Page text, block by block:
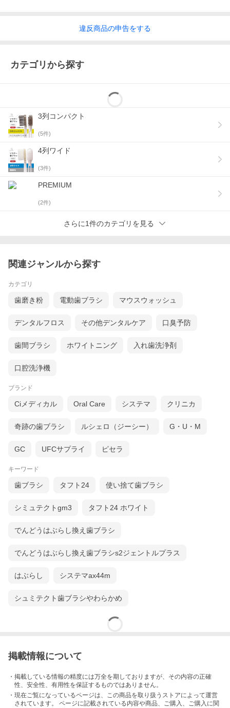
違反商品の申告をする
カテゴリから探す
3列コンパクト
(5件)
4列ワイド
(3件)
PREMIUM
(2件)
さらに1件のカテゴリを見る
関連ジャンルから探す
カテゴリ
歯磨き粉 電動歯ブラシ マウスウォッシュ
デンタルフロス その他デンタルケア 口臭予防
歯間ブラシ ホワイトニング 入れ歯洗浄剤
口腔洗浄機
ブランド
Ciメディカル Oral Care システマ クリニカ
奇跡の歯ブラシ ルシェロ（ジーシー） G・U・M
GC UFCサプライ ピセラ
キーワード
歯ブラシ タフト24 使い捨て歯ブラシ
シミュテクトgm3 タフト24 ホワイト
でんどうはぶらし換え歯ブラシ
でんどうはぶらし換え歯ブラシs2ジェントルプラス
はぶらし システマax44m
シュミテクト歯ブラシやわらかめ
掲載情報について
・掲載している情報の精度には万全を期しておりますが、その内容の正確
性、安全性、有用性を保証するものではありません。
・現在ご覧になっているページは、この商品を取り扱うストアによって運営
されています。 ページに記載されている内容や商品、ご購入 、ご購入に関